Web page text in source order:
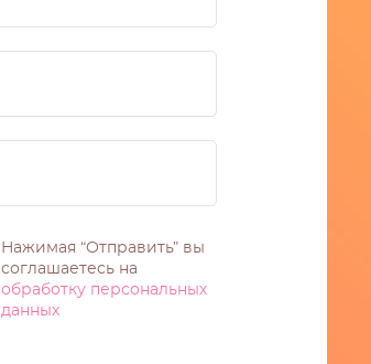
Нажимая “Отправить” вы
соглашаетесь на
обработку персональных
данных